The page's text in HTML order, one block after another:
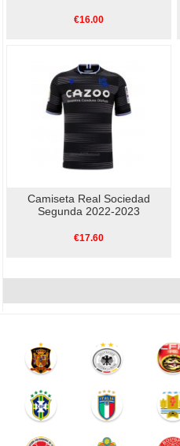
€16.00
Camiseta Real Sociedad
Segunda 2022-2023
€17.60